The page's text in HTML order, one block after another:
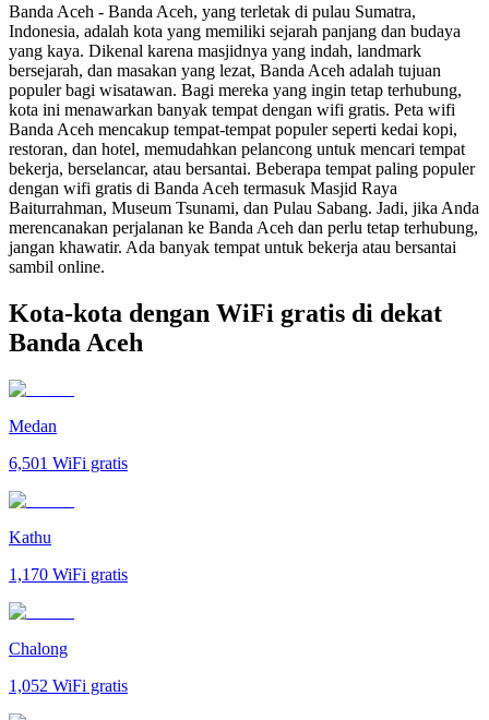
Banda Aceh - Banda Aceh, yang terletak di pulau Sumatra,
Indonesia, adalah kota yang memiliki sejarah panjang dan budaya
yang kaya. Dikenal karena masjidnya yang indah, landmark
bersejarah, dan masakan yang lezat, Banda Aceh adalah tujuan
populer bagi wisatawan. Bagi mereka yang ingin tetap terhubung,
kota ini menawarkan banyak tempat dengan wifi gratis. Peta wifi
Banda Aceh mencakup tempat-tempat populer seperti kedai kopi,
restoran, dan hotel, memudahkan pelancong untuk mencari tempat
bekerja, berselancar, atau bersantai. Beberapa tempat paling populer
dengan wifi gratis di Banda Aceh termasuk Masjid Raya
Baiturrahman, Museum Tsunami, dan Pulau Sabang. Jadi, jika Anda
merencanakan perjalanan ke Banda Aceh dan perlu tetap terhubung,
jangan khawatir. Ada banyak tempat untuk bekerja atau bersantai
sambil online.
Kota-kota dengan WiFi gratis di dekat
Banda Aceh
Medan
6,501 WiFi gratis
Kathu
1,170 WiFi gratis
Chalong
1,052 WiFi gratis